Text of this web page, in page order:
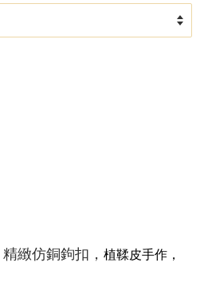
緻仿銅鉤扣， 植鞣皮手作，